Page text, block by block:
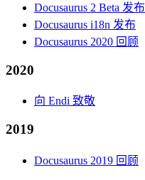
Docusaurus 2 Beta 发布
Docusaurus i18n 发布
Docusaurus 2020 回顾
2020
向 Endi 致敬
2019
Docusaurus 2019 回顾